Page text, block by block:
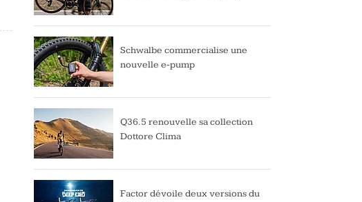
Schwalbe commercialise une
nouvelle e-pump
Q36.5 renouvelle sa collection
Dottore Clima
Factor dévoile deux versions du